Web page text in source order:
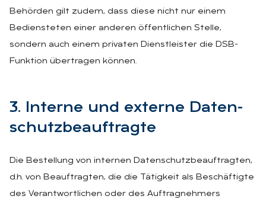
Behörden gilt zudem, dass diese nicht nur einem
Bediensteten einer anderen öffentlichen Stelle,
sondern auch einem privaten Dienstleister die DSB-
Funktion übertragen können.
3. In­ter­ne und ex­ter­ne Da­ten­
schutz­be­auf­trag­te
Die Bestellung von internen Datenschutzbeauftragten,
d.h. von Beauftragten, die die Tätigkeit als Beschäftigte
des Verantwortlichen oder des Auftragnehmers